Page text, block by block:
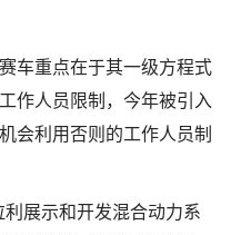
车重点在于其一级方程式
作人员限制，今年被引入
会利用否则的工作人员制
展示和开发混合动力系